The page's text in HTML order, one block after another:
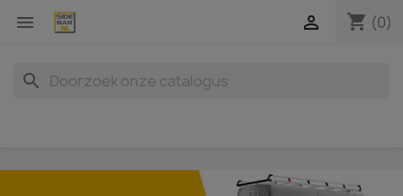
 shopping_cart (0)

search